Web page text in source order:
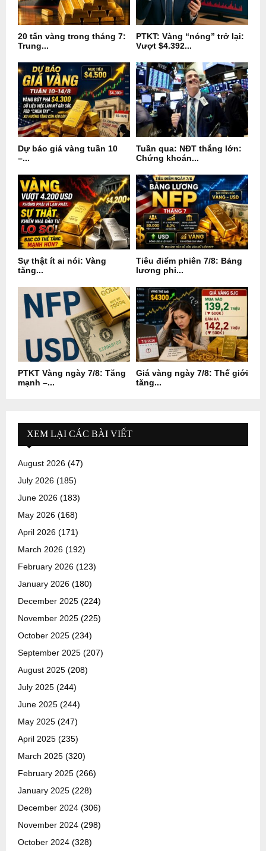
20 tấn vàng trong tháng 7:
Trung...
PTKT: Vàng “nóng” trở lại:
Vượt $4.392...
Dự báo giá vàng tuần 10
–...
Tuần qua: NĐT thắng lớn:
Chứng khoán...
Sự thật ít ai nói: Vàng
tăng...
Tiêu điểm phiên 7/8: Bảng
lương phi...
PTKT Vàng ngày 7/8: Tăng
mạnh –...
Giá vàng ngày 7/8: Thế giới
tăng...
XEM LẠI CÁC BÀI VIẾT
August 2026 (47)
July 2026 (185)
June 2026 (183)
May 2026 (168)
April 2026 (171)
March 2026 (192)
February 2026 (123)
January 2026 (180)
December 2025 (224)
November 2025 (225)
October 2025 (234)
September 2025 (207)
August 2025 (208)
July 2025 (244)
June 2025 (244)
May 2025 (247)
April 2025 (235)
March 2025 (320)
February 2025 (266)
January 2025 (228)
December 2024 (306)
November 2024 (298)
October 2024 (328)